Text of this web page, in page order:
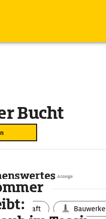
Bucht
Landschaft Bauwerke
Anzeige